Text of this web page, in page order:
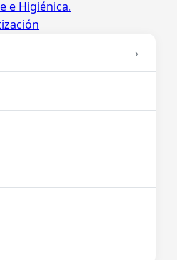
e Higiénica.